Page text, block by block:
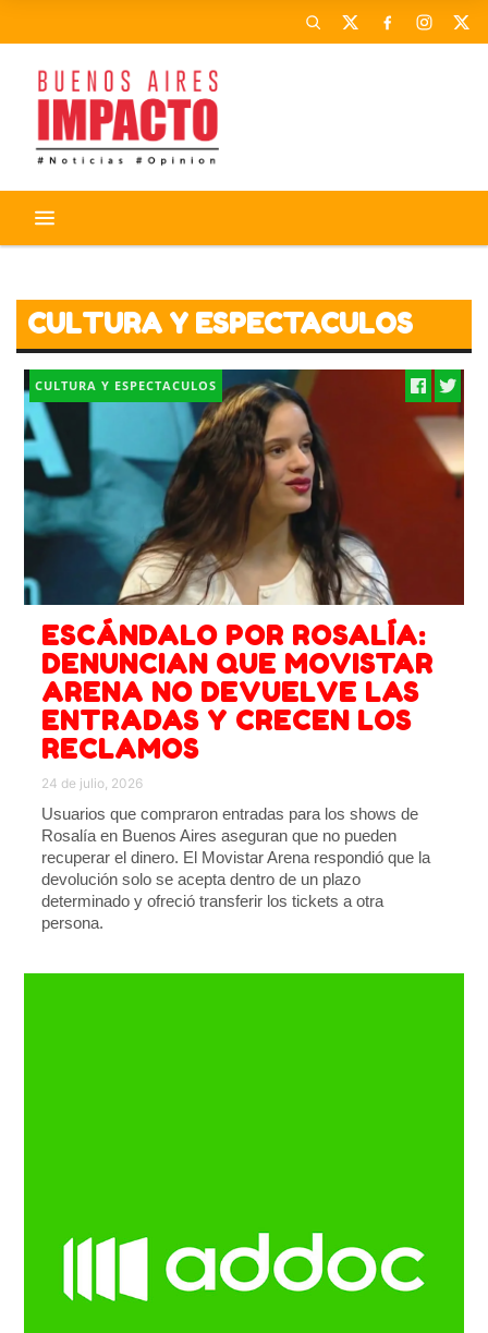
CULTURA Y ESPECTACULOS
CULTURA Y ESPECTACULOS
ESCÁNDALO POR ROSALÍA:
DENUNCIAN QUE MOVISTAR
ARENA NO DEVUELVE LAS
ENTRADAS Y CRECEN LOS
RECLAMOS
24 de julio, 2026
Usuarios que compraron entradas para los shows de
Rosalía en Buenos Aires aseguran que no pueden
recuperar el dinero. El Movistar Arena respondió que la
devolución solo se acepta dentro de un plazo
determinado y ofreció transferir los tickets a otra
persona.